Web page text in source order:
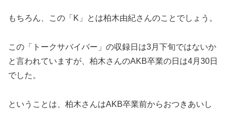
もちろん、この「K」とは柏木由紀さんのことでしょう。
この「トークサバイバー」の収録日は3月下旬ではないか
と言われていますが、柏木さんのAKB卒業の日は4月30日
でした。
ということは、柏木さんはAKB卒業前からおつきあいし